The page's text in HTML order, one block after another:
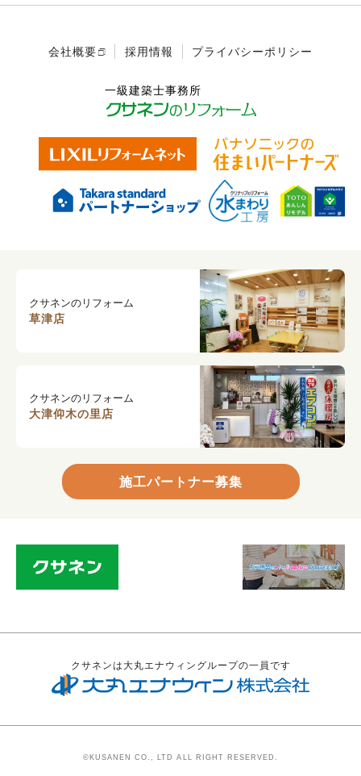
会社概要 採用情報 プライバシーポリシー
クサネンのリフォーム
草津店
クサネンのリフォーム
大津仰木の里店
施工パートナー募集
クサネンは大丸エナウィングループの一員です
©KUSANEN CO., LTD ALL RIGHT RESERVED.